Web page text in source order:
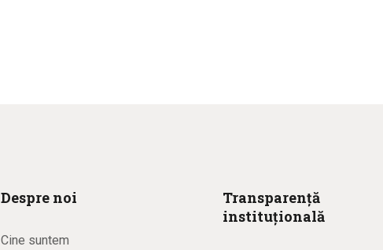
Despre noi
Cine suntem
Transparență
instituțională